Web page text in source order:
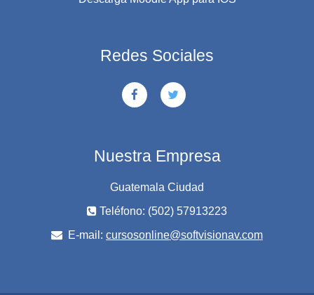
Redes Sociales
Nuestra Empresa
Guatemala Ciudad
Teléfono: (502) 57913223
E-mail: cursosonline@softvisionav.com